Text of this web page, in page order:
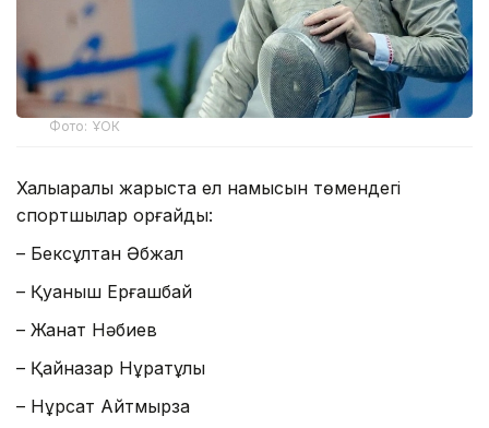
Фото: ҰОК
Халықаралық жарыста ел намысын төмендегі
спортшылар қорғайды:
– Бексұлтан Әбжал
– Қуаныш Ерғашбай
– Жанат Нәбиев
– Қайназар Нұрқатұлы
– Нұрсат Айтмырза